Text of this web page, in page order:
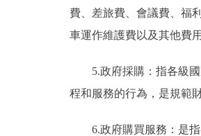
費、差旅費、會議費、福
車運作維護費以及其他費用
5.政府採購：指各級
程和服務的行為，是規範
6.政府購買服務：是